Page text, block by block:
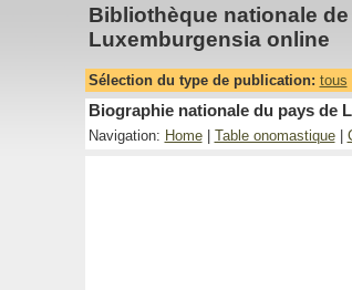
Bibliothèque nationale
Luxemburgensia online
Sélection du type de publication: tous
Biographie nationale du pays de
Navigation: Home| Table onomastique|